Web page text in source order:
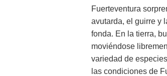
Fuerteventura
avutarda, el guirre y
fonda. En la tierra,
moviéndose
variedad de
las condiciones de